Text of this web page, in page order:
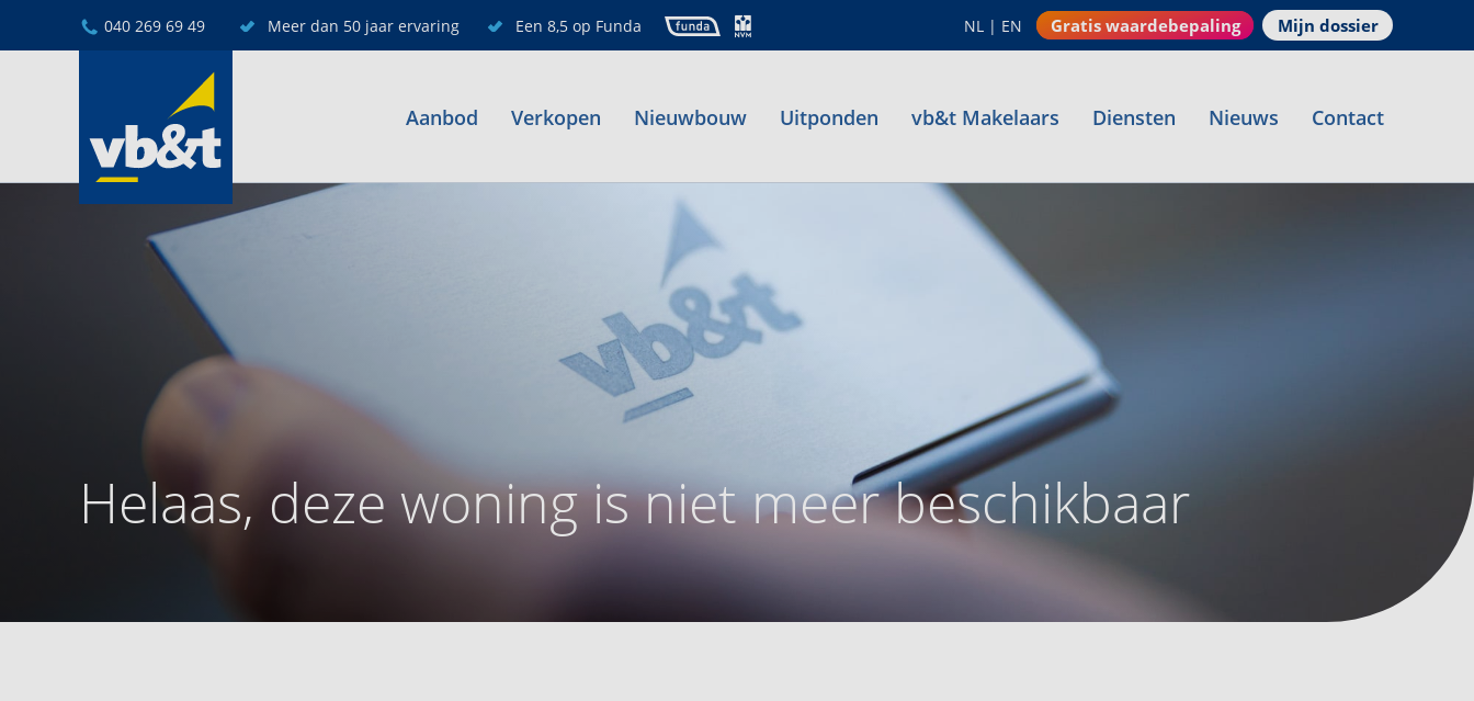
040 269 69 49 Meer dan 50 jaar ervaring Een 8,5 op Funda NL | EN Gratis waardebepaling Mijn dossier
Aanbod Verkopen Nieuwbouw Uitponden vb&t Makelaars Diensten Nieuws Contact
Helaas, deze woning is niet meer beschikbaar